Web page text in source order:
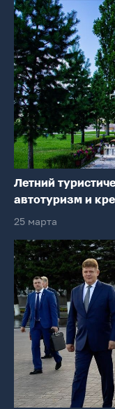
Летний
автотуризм и
25 марта